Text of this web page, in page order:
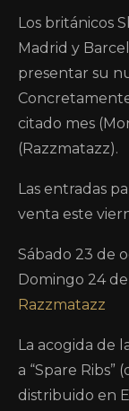
Los británicos
Madrid y
presentar su
citado mes
(Razzmatazz).
Las entradas
venta este
Sábado 23 de
Domingo 24
Razzmatazz
La acogida de
a “Spare
distribuido en